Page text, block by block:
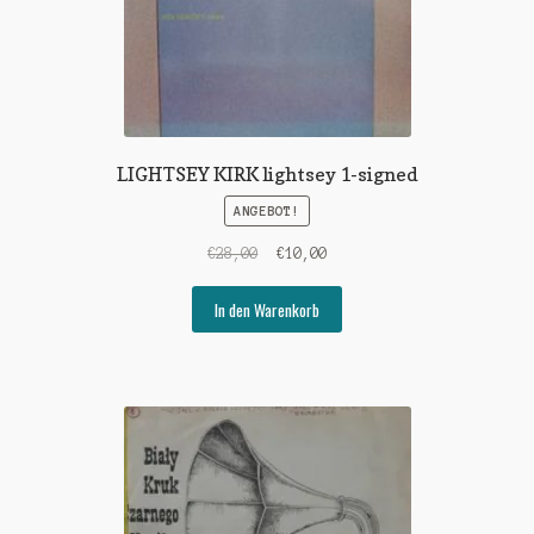
LIGHTSEY KIRK lightsey 1-signed
ANGEBOT!
€28,00
Ursprünglicher
war:
€28,00
€10,00Aktueller
€10,00.
In den Warenkorb